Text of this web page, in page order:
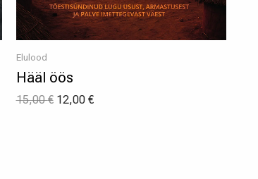
Elulood
Hääl öös
15,00€ 12,00 €